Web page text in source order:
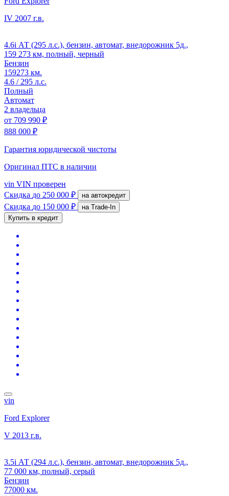
IV 2007 г.в.
4.6i АТ (295 л.с.), бензин, автомат, внедорожник 5д.,
159 273 км, полный, черный
Бензин
159273 км.
4.6 / 295 л.с.
Полный
Автомат
2 владельца
от 709 990 ₽
888 000 ₽
Гарантия юридической чистоты
Оригинал ПТС в наличии
vin VIN проверен
Скидка до 250 000 ₽ на автокредит
Скидка до 150 000 ₽
на Trade-In
Купить в кредит
vin
Ford Explorer
V 2013 г.в.
3.5i АТ (294 л.с.), бензин, автомат, внедорожник 5д.,
77 000 км, полный, серый
Бензин
77000 км.